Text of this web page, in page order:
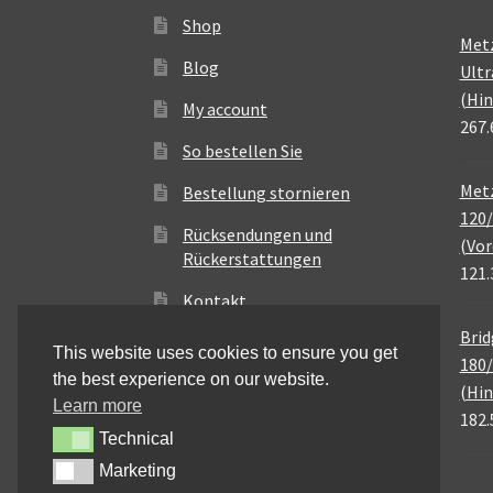
Shop
Blog
My account
So bestellen Sie
Bestellung stornieren
Rücksendungen und
Rückerstattungen
Kontakt
This website uses cookies to ensure you get
the best experience on our website.
Learn more
TechnicalTechnical
MarketingMarketing